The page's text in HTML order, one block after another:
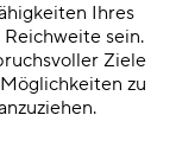
Ihres
sein.
Ziele
zu